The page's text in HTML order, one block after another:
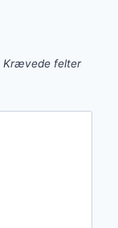
Krævede felter